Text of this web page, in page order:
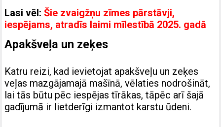
Lasi vēl:Šie zvaigžņu zīmes pārstāvji,
iespējams, atradīs laimi mīlestībā 2025. gadā
Apakšveļa un zeķes
Katru reizi, kad ievietojat apakšveļu un zeķes
veļas mazgājamajā mašīnā, vēlaties nodrošināt,
lai tās būtu pēc iespējas tīrākas, tāpēc arī šajā
gadījumā ir lietderīgi izmantot karstu ūdeni.